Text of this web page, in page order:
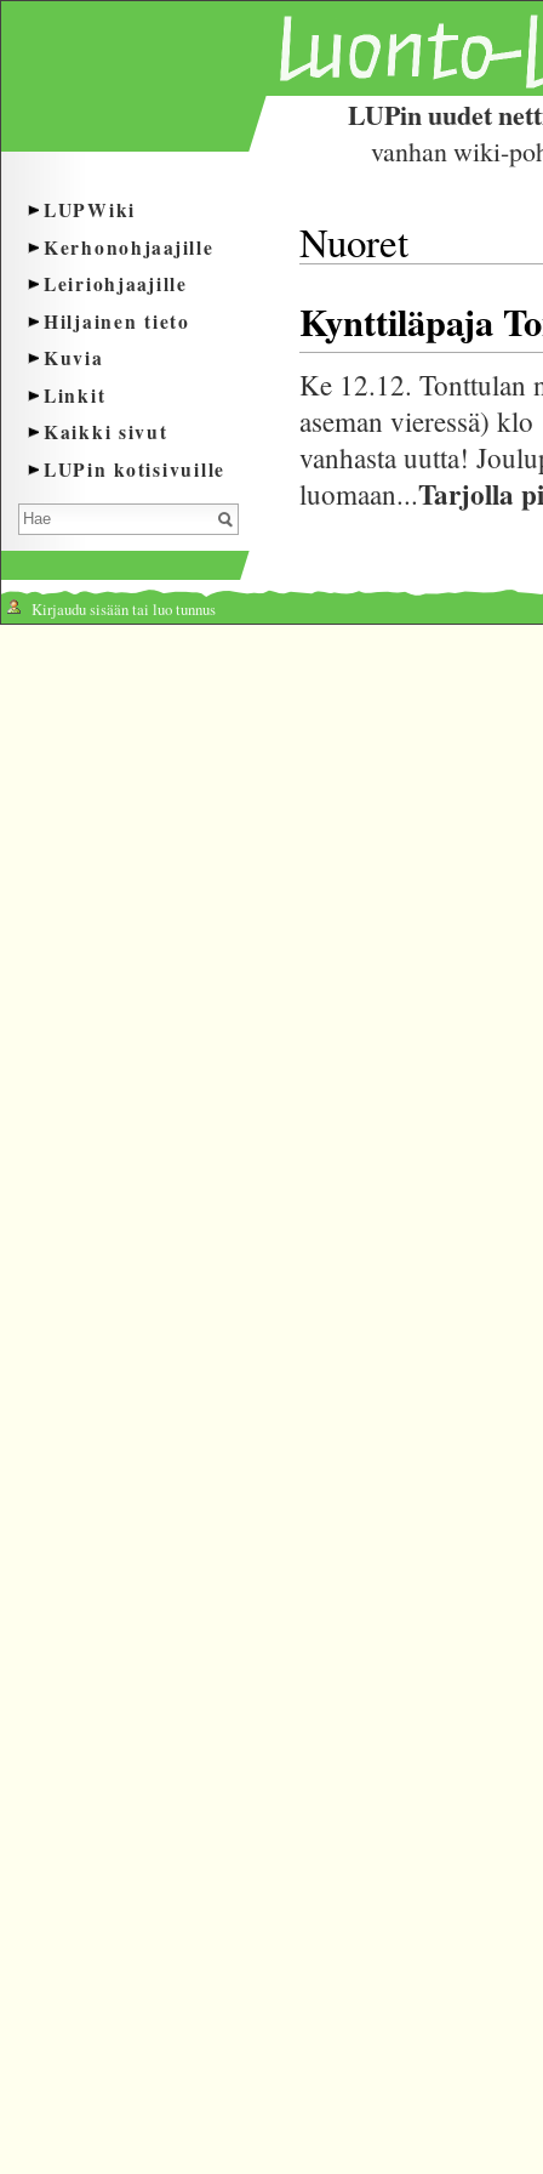
LUPin uudet
vanhan wiki-
Nuoret
Kynttiläpaja
Ke 12.12. Tonttulan
aseman vieressä)
vanhasta uutta!
luomaan...Tarjolla
LUPWiki
Kerhonohjaajille
Leiriohjaajille
Hiljainen tieto
Kuvia
Linkit
Kaikki sivut
LUPin kotisivuille
Kirjaudu sisään tai luo tunnus